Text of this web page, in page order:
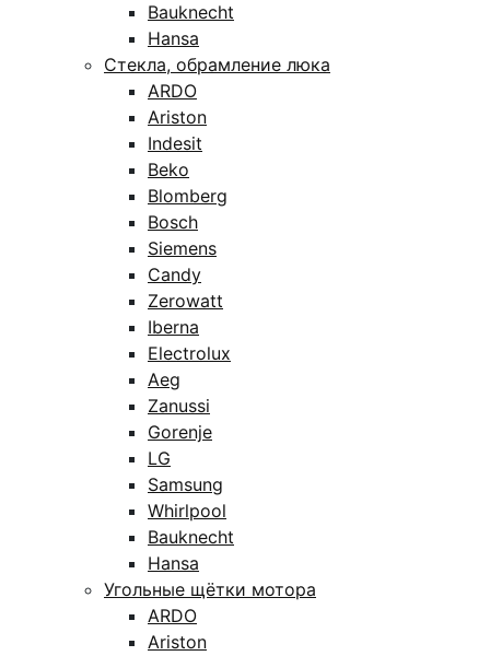
Bauknecht
Hansa
Стекла, обрамление люка
ARDO
Ariston
Indesit
Beko
Blomberg
Bosch
Siemens
Candy
Zerowatt
Iberna
Electrolux
Aeg
Zanussi
Gorenje
LG
Samsung
Whirlpool
Bauknecht
Hansa
Угольные щётки мотора
ARDO
Ariston